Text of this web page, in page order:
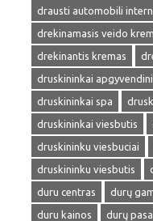
drausti automobili
drekinamasis veido
drekinantis kremas
druskininkai
druskininkai spa
druskininkai viesbutis
druskininku viesbuciai
druskininku viesbutis
duru centras
durų
duru kainos
durų